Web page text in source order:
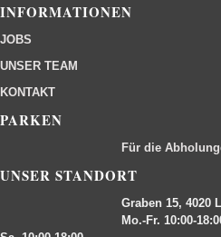
INFORMATIONEN
JOBS
UNSER TEAM
KONTAKT
PARKEN
Für die
UNSER STANDORT
Graben 15, 4020
Mo.-Fr. 10:00-